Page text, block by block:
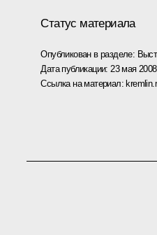
Статус материала
Опубликован в разделе:
Дата публикации: 23 мая
Ссылка на материал: